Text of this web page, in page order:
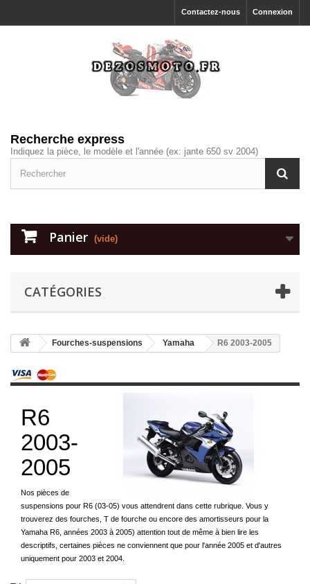
Connexion
Contactez-nous
Recherche express
Indiquez la pièce, le modèle et l'année (ex: jante 650 sv 2004)
Panier (vide)
CATÉGORIES
Fourches-suspensions Yamaha R6 2003-2005
R6
2003-
2005
Nos pièces de
suspensions pour R6 (03-05) vous attendrent dans cette rubrique. Vous y
trouverez des fourches, T de fourche ou encore des amortisseurs pour la
Yamaha R6, années 2003 à 2005) attention tout de même à bien lire les
descriptifs, certaines pièces ne conviennent que pour l'année 2005 et d'autres
uniquement pour 2003 et 2004.